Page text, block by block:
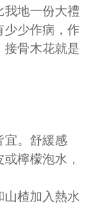
地一份大禮
少少作病，作
骨木花就是
宜。舒緩感
檸檬泡水，
楂加入熱水